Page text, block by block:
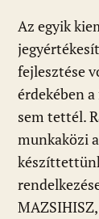
Az egyik
fejlesztése
érdekében
sem tettél.
munkaközi